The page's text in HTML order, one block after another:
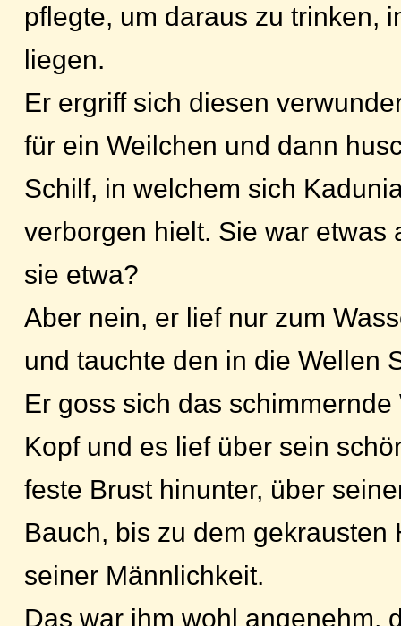
pflegte, um daraus zu trinken,
liegen.
Er ergriff sich diesen
für ein Weilchen und dann
Schilf, in welchem sich
verborgen hielt. Sie war etwas
sie etwa?
Aber nein, er lief nur zum
und tauchte den in die Wellen
Er goss sich das
Kopf und es lief über sein
feste Brust hinunter, über
Bauch, bis zu dem gekrausten
seiner Männlichkeit.
Das war ihm wohl angenehm,